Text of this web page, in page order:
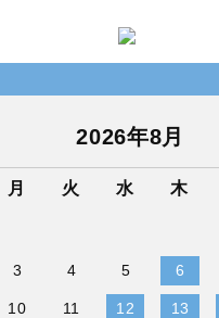
2026年8月
月 火 水 木
3 4 5 6
10 11 12 13